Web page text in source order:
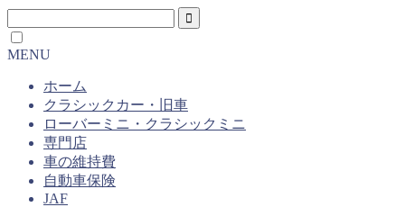
MENU
ホーム
クラシックカー・旧車
ローバーミニ・クラシックミニ
専門店
車の維持費
自動車保険
JAF